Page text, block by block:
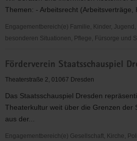
gemeinschaftliches
Wohnen
e.
V.
Themen: - Arbeitsrecht (Arbeitsverträge,
Engagementbereich(e) Familie, Kinder,
besonderen Situationen, Pflege, Fürsorge und
Initiative
Dresden
V.
Förderverein Staatsschauspiel
Theaterstraße 2, 01067 Dresden
Das Staatsschauspiel Dresden
Theaterkultur weit über die Grenzen der
aus der...
Engagementbereich(e) Gesellschaft, Kirche,